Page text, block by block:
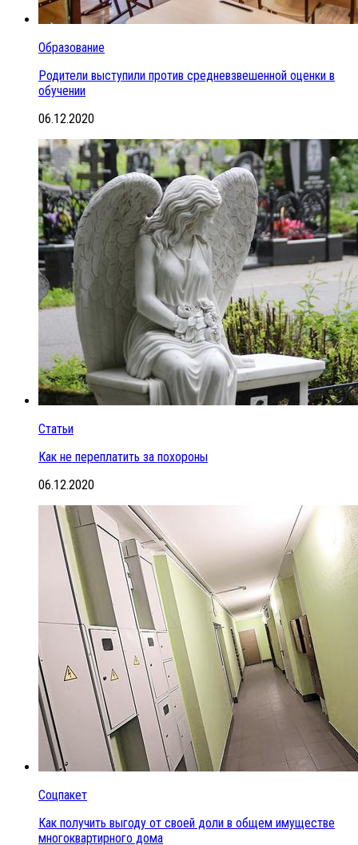
Образование
Родители выступили против средневзвешенной оценки в
обучении
06.12.2020
Статьи
Как не переплатить за похороны
06.12.2020
Соцпакет
Как получить выгоду от своей доли в общем имуществе
многоквартирного дома